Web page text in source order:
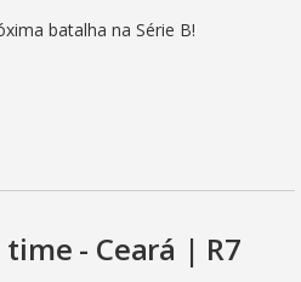
batalha na Série B!
time - Ceará | R7